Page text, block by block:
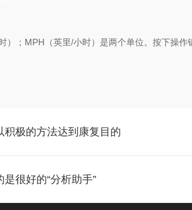
；MPH（英里/小时）是两个单位。按下操作
积极的方法达到康复目的
很好的“分析助手”